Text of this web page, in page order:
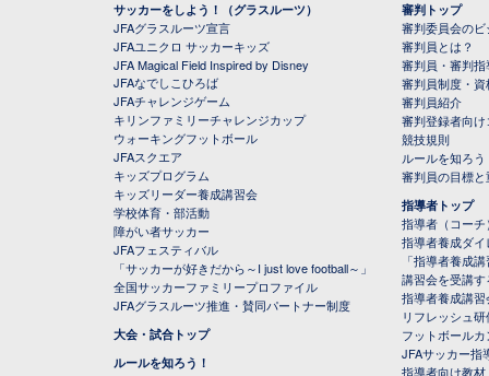
サッカーをしよう！（グラスルーツ）
JFAグラスルーツ宣言
JFAユニクロ サッカーキッズ
JFA Magical Field Inspired by Disney
JFAなでしこひろば
JFAチャレンジゲーム
キリンファミリーチャレンジカップ
ウォーキングフットボール
JFAスクエア
キッズプログラム
キッズリーダー養成講習会
学校体育・部活動
障がい者サッカー
JFAフェスティバル
「サッカーが好きだから～I just love football～」
全国サッカーファミリープロファイル
JFAグラスルーツ推進・賛同パートナー制度
大会・試合トップ
ルールを知ろう！
審判トップ
審判委員会の
審判員とは？
審判員・審判
審判員制度・資
審判員紹介
審判登録者向
競技規則
ルールを知ろう
審判員の目標
指導者トップ
指導者（コー
指導者養成ダ
「指導者養成
講習会を受講
指導者養成講習
リフレッシュ
フットボール
JFAサッカー指
指導者向け教材